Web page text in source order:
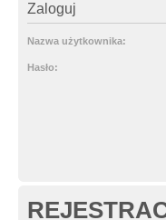
Zaloguj
Nazwa użytkownika:
Hasło: